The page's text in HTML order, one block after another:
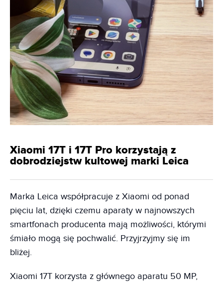
Xiaomi 17T i 17T Pro korzystają z
dobrodziejstw kultowej marki Leica
Marka Leica współpracuje z Xiaomi od ponad
pięciu lat, dzięki czemu aparaty w najnowszych
smartfonach producenta mają możliwości, którymi
śmiało mogą się pochwalić. Przyjrzyjmy się im
bliżej.
Xiaomi 17T korzysta z głównego aparatu 50 MP,